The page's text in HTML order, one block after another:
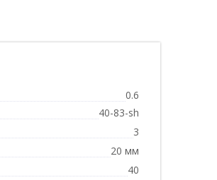
0.6
40-83-sh
3
20 мм
40